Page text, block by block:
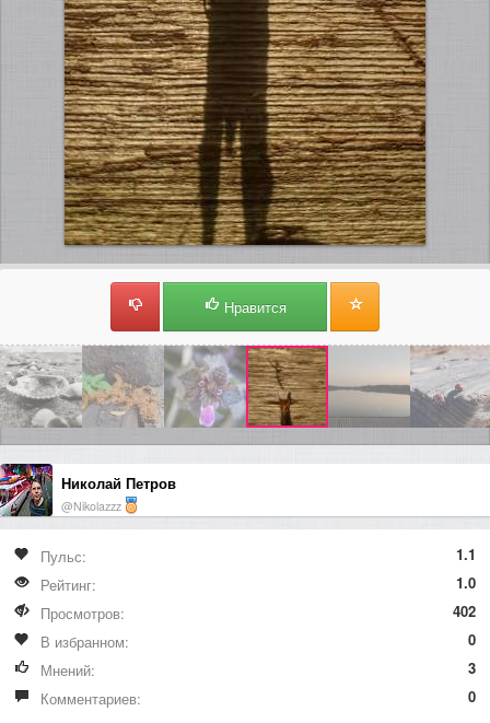
Нравится
Николай Петров
@Nikolazzz
Пульс:
1.1
Рейтинг:
1.0
Просмотров:
402
В избранном:
0
Мнений:
3
Комментариев:
0